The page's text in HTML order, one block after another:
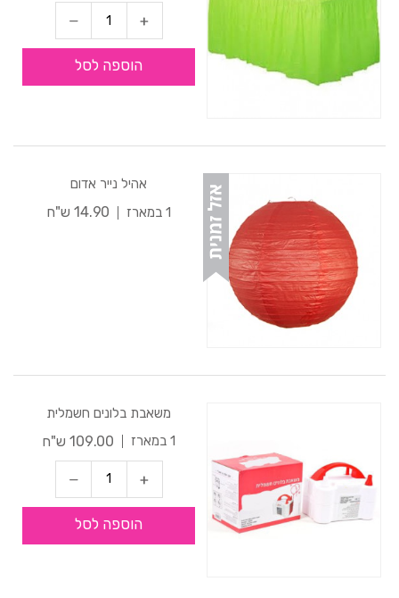
הוספה לסל
אהיל נייר אדום
1 במארז
14.90 ש"ח
משאבת בלונים חשמלית
1 במארז
109.00 ש"ח
הוספה לסל